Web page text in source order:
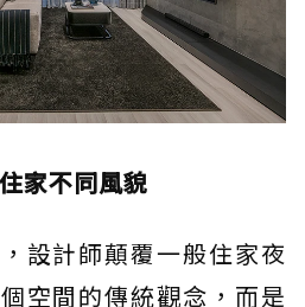
家不同風貌
設計師顛覆一般住家夜
空間的傳統觀念，而是